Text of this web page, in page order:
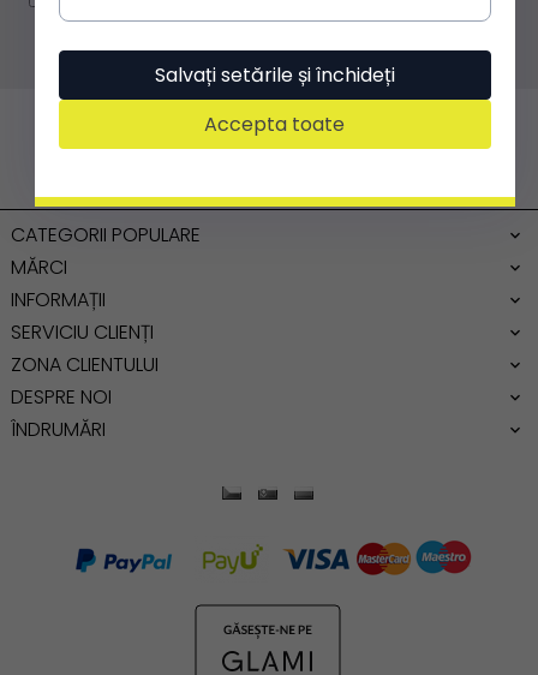
CATEGORII POPULARE
MĂRCI
INFORMAȚII
SERVICIU CLIENȚI
ZONA CLIENTULUI
DESPRE NOI
ÎNDRUMĂRI
Salvați setările și închideți
Accepta toate